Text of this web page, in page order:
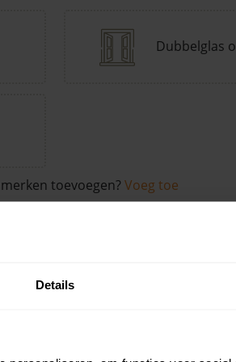
Details
Dubbelglas
toevoegen? Voeg toe